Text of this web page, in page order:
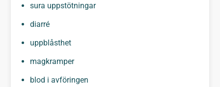
sura uppstötningar
diarré
uppblåsthet
magkramper
blod i avföringen